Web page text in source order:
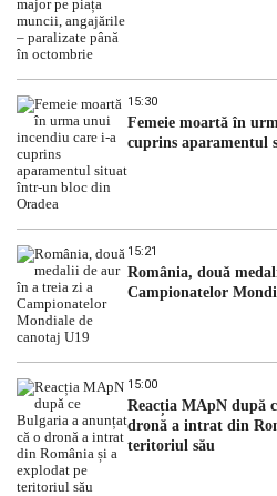
15:30
Femeie moartă în
cuprins aparamentul
15:21
România, două
Campionatelor
15:00
Reacția MApN după
dronă a intrat din
teritoriul său